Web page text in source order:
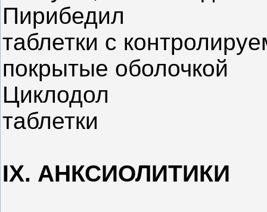
Пирибедил
таблетки с
покрытые оболочкой
Циклодол
таблетки
IX. АНКСИОЛИТИКИ